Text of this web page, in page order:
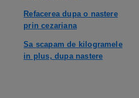
Refacerea dupa o nastere
prin cezariana
Sa scapam de kilogramele
in plus, dupa nastere